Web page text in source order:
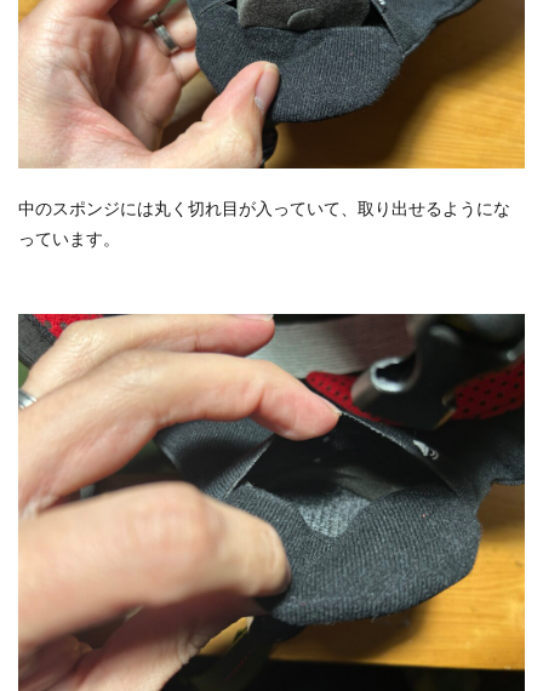
中のスポンジには丸く切れ目が入っていて、取り出せるようにな
っています。